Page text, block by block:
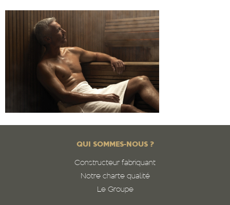
QUI SOMMES-NOUS ?
Constructeur fabriquant
Notre charte qualité
Le Groupe